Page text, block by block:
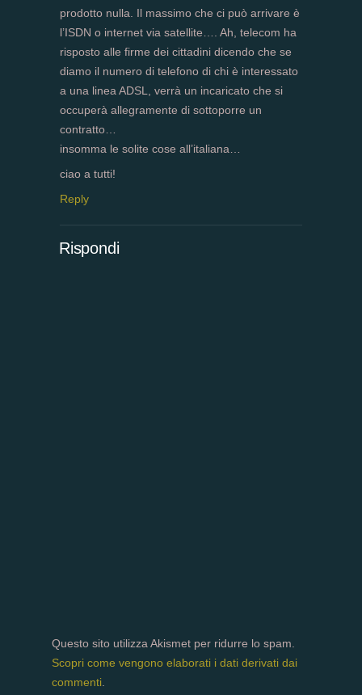
prodotto nulla. Il massimo che ci può arrivare è
l’ISDN o internet via satellite…. Ah, telecom ha
risposto alle firme dei cittadini dicendo che se
diamo il numero di telefono di chi è interessato
a una linea ADSL, verrà un incaricato che si
occuperà allegramente di sottoporre un
contratto…
insomma le solite cose all’italiana…
ciao a tutti!
Reply
Rispondi
Questo sito utilizza Akismet per ridurre lo spam.
Scopri come vengono elaborati i dati derivati dai
commenti